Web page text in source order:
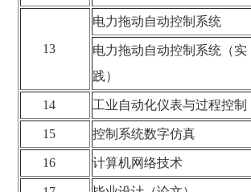
13
电力拖动自动控制系统
电力拖动自动控制系统（实
践）
14 工业自动化仪表与过程控
15 控制系统数字仿真
16 计算机网络技术